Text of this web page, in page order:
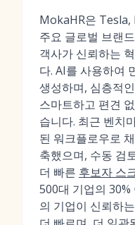
MokaHR은
주요 글로벌 브랜
객사가 신뢰하는
다. AI를 사용하여
생성하며, 심층적
스마트하고 편견
습니다. 최근 벤치
된 워크플로우로
축했으며, 수동 검
더 빠른 후보자 스
500대 기업의
의 기업이 신뢰하